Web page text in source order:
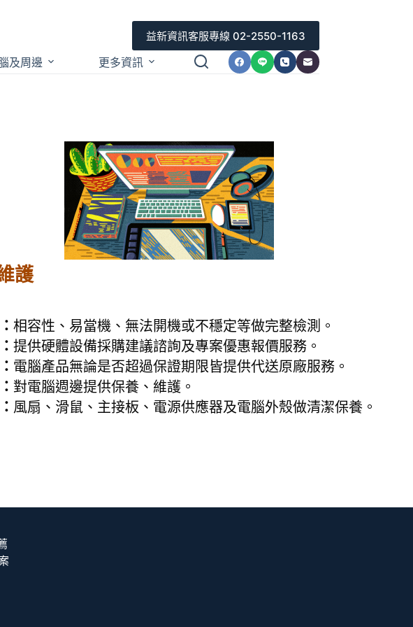
益新資訊客服專線 02-2550-1163
及周邊 更多資訊
護
相容性、易當機、無法開機或不穩定等做完整檢測。
提供硬體設備採購建議諮詢及專案優惠報價服務。
電腦產品無論是否超過保證期限皆提供代送原廠服務。
對電腦週邊提供保養、維護。
風扇、滑鼠、主接板、電源供應器及電腦外殼做清潔保養。